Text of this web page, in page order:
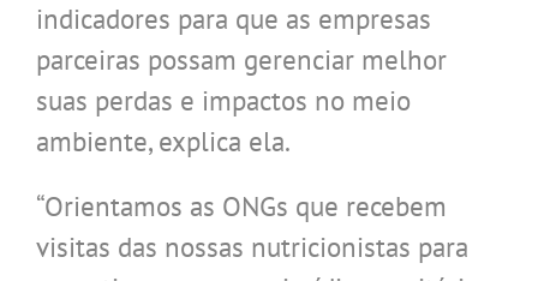
indicadores para que as empresas
parceiras possam gerenciar melhor
suas perdas e impactos no meio
ambiente, explica ela.
“Orientamos as ONGs que recebem
visitas das nossas nutricionistas para